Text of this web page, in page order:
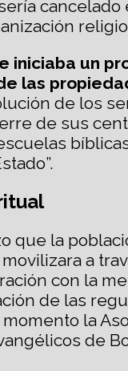
cancelado
e iniciaba un
las
de los
de sus
que la
a
con la
de las
la
de